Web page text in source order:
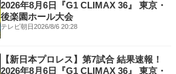
2026年8月6日『G1 CLIMAX 36』 東京・
後楽園ホール大会
テレビ朝日2026/8/6 20:28
【新日本プロレス】第7試合 結果速報！
2026年8月6日『G1 CLIMAX 36』 東京・